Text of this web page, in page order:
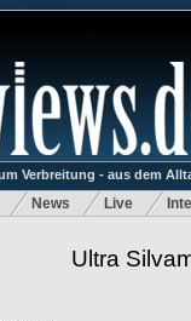
Verbreitung - aus dem
News Live
Ultra